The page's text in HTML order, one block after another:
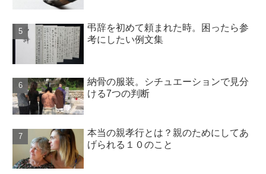
弔辞を初めて頼まれた時。困ったら参
考にしたい例文集
納骨の服装。シチュエーションで見分
ける7つの判断
本当の親孝行とは？親のためにしてあ
げられる１０のこと